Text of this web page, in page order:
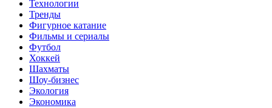
Технологии
Тренды
Фигурное катание
Фильмы и сериалы
Футбол
Хоккей
Шахматы
Шоу-бизнес
Экология
Экономика